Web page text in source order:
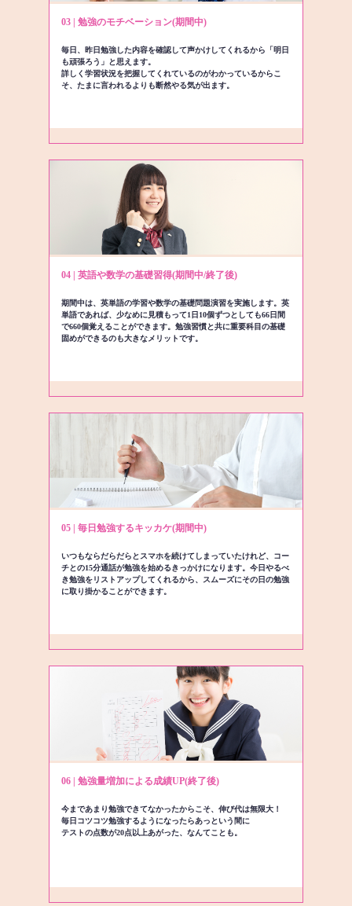
03 | 勉強のモチベーション(期間中)
毎日、昨日勉強した内容を確認して声かけしてくれるから「明日
も頑張ろう」と思えます。
詳しく学習状況を把握してくれているのがわかっているからこ
そ、たまに言われるよりも断然やる気が出ます。
04 | 英語や数学の基礎習得(期間中/終了後)
期間中は、英単語の学習や数学の基礎問題演習を実施します。英
単語であれば、少なめに見積もって1日10個ずつとしても66日間
で660個覚えることができます。勉強習慣と共に重要科目の基礎
固めができるのも大きなメリットです。
05 | 毎日勉強するキッカケ(期間中)
いつもならだらだらとスマホを続けてしまっていたけれど、コー
チとの15分通話が勉強を始めるきっかけになります。今日やるべ
き勉強をリストアップしてくれるから、スムーズにその日の勉強
に取り掛かることができます。
06 | 勉強量増加による成績UP(終了後)
今まであまり勉強できてなかったからこそ、伸び代は無限大！
毎日コツコツ勉強するようになったらあっという間に
テストの点数が20点以上あがった、なんてことも。